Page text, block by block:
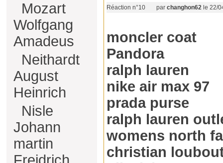
Mozart
Wolfgang
Amadeus
Neithardt
August
Heinrich
Nisle
Johann
martin
Réaction n°10 par changhon62 le 22/
moncler coat
Pandora
ralph lauren
nike air max 97
prada purse
ralph lauren
womens north
christian